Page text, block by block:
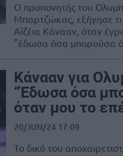
Ο προπονητής του
Μπαρτζώκας, εξήγησε
Αϊζέια Κάνααν, όταν
"έδωσα όσα μπορούσα
Κάνααν για
“Έδωσα όσα
όταν μου το
20/JUN/24 17:09
Το δικό του